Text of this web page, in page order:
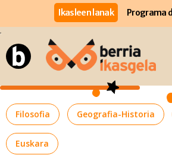
Ikasleen lanak Programa
Filosofia Geografia-Historia
Euskara